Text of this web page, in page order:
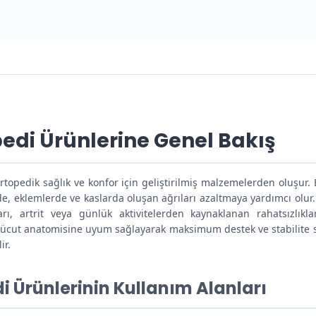
Ürünlerine Genel Bakış
sağlık ve konfor için geliştirilmiş malzemelerden oluşur.
eklemlerde ve kaslarda oluşan ağrıları azaltmaya yardımcı
artrit veya günlük aktivitelerden kaynaklanan
anatomisine uyum sağlayarak maksimum destek ve stabilite
Ürünlerinin Kullanım Alanları